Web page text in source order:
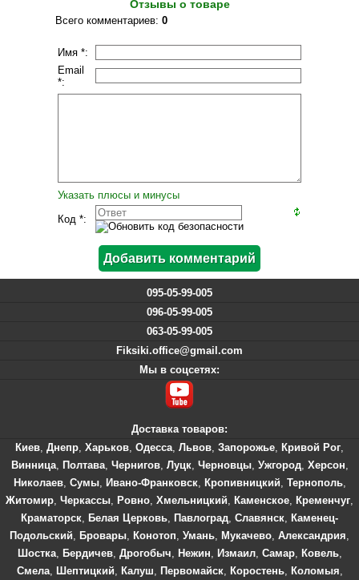
Отзывы о товаре
Всего комментариев: 0
Имя *:
Email
*:
Указать плюсы и минусы
Код *:
095-05-99-005
096-05-99-005
063-05-99-005
Fiksiki.office@gmail.com
Мы в соцсетях:
Доставка товаров:
Киев, Днепр, Харьков, Одесса, Львов, Запорожье, Кривой Рог,
Винница, Полтава, Чернигов, Луцк, Черновцы, Ужгород, Херсон,
Николаев, Сумы, Ивано-Франковск, Кропивницкий, Тернополь,
Житомир, Черкассы, Ровно, Хмельницкий, Каменское, Кременчуг,
Краматорск, Белая Церковь, Павлоград, Славянск, Каменец-
Подольский, Бровары, Конотоп, Умань, Мукачево, Александрия,
Шостка, Бердичев, Дрогобыч, Нежин, Измаил, Самар, Ковель,
Смела, Шептицкий, Калуш, Первомайск, Коростень, Коломыя,